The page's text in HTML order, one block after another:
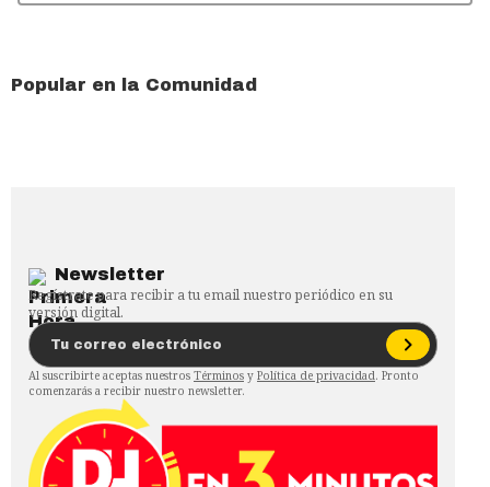
Popular en la Comunidad
Newsletter
Regístrate para recibir a tu email nuestro periódico en su
versión digital.
Al suscribirte aceptas nuestros Términos y Política de privacidad. Pronto
comenzarás a recibir nuestro newsletter.